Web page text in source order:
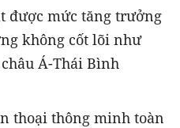
được mức tăng trưởng
không cốt lõi như
Á-Thái Bình
thoại thông minh toàn